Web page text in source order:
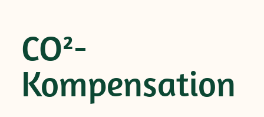
CO²-
Kompensation